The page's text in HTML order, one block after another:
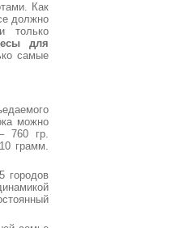
Как
должно
только
для
самые
можно
760 гр.
грамм.
городов